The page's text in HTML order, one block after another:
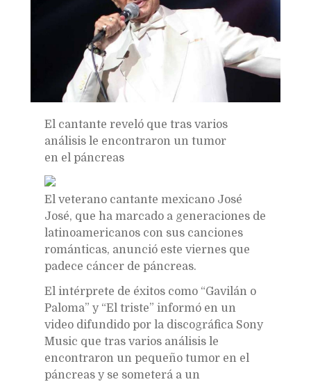
El cantante reveló que tras varios
análisis le encontraron un tumor
en el páncreas
El veterano cantante mexicano José
José, que ha marcado a generaciones de
latinoamericanos con sus canciones
románticas, anunció este viernes que
padece cáncer de páncreas.
El intérprete de éxitos como “Gavilán o
Paloma” y “El triste” informó en un
video difundido por la discográfica Sony
Music que tras varios análisis le
encontraron un pequeño tumor en el
páncreas y se someterá a un